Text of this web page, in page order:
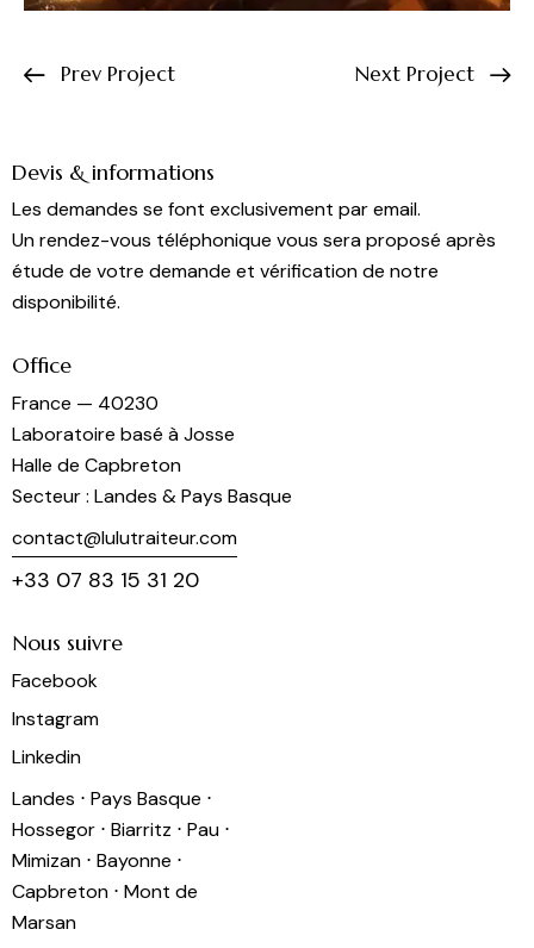
Prev Project Next Project
Devis & informations
Les demandes se font exclusivement par email.
Un rendez-vous téléphonique vous sera proposé après
étude de votre demande et vérification de notre
disponibilité.
Office
France — 40230
Laboratoire basé à Josse
Halle de Capbreton
Secteur : Landes & Pays Basque
contact@lulutraiteur.com
+33 07 83 15 31 20
Nous suivre
Facebook
Instagram
Linkedin
Landes ⋅ Pays Basque ⋅
Hossegor ⋅ Biarritz ⋅ Pau ⋅
Mimizan ⋅ Bayonne ⋅
Capbreton ⋅ Mont de
Marsan